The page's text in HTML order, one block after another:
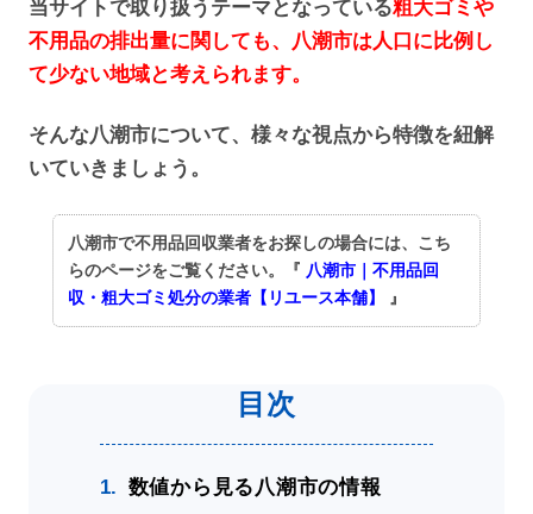
当サイトで取り扱うテーマとなっている粗大ゴミや
不用品の排出量に関しても、八潮市は人口に比例し
て少ない地域と考えられます。
そんな八潮市について、様々な視点から特徴を紐解
いていきましょう。
八潮市で不用品回収業者をお探しの場合には、こち
らのページをご覧ください。『 八潮市｜不用品回
収・粗大ゴミ処分の業者【リユース本舗】
』
数値から見る八潮市の情報